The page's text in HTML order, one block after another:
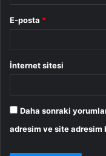
E-posta *
İnternet sitesi
Daha sonraki
adresim ve site adresim